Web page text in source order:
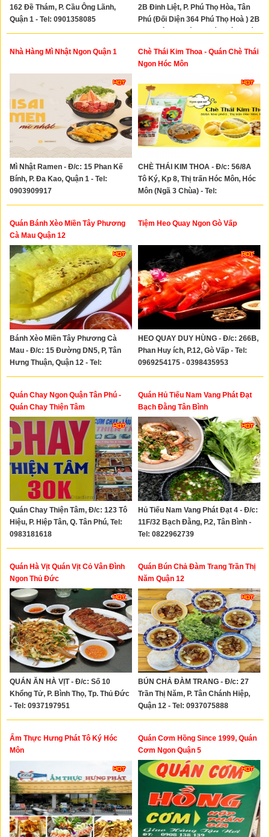
162 Đề Thám, P. Cầu Ông Lãnh,
Quận 1 - Tel: 0901358085
2B Đinh Liệt, P. Phú Thọ Hòa, Tân
Phú (Đối Diện 364 Phú Thọ Hoà ) 2B
Đinh Liệt, P. Phú Thọ Hòa, Tân Phú (
TP.HCM)- Tel: 0931415459
Nhà Hàng Mì Nhật Ngon Quận 1
Mì Nhật Ramen - Đ/c: 15 Phan Kế
Bính, P. Đa Kao, Quận 1 - Tel:
0903909917
Chè Thái Kim Thoa - Quán Chè Thái
Ngon Hóc Môn
CHÈ THÁI KIM THOA - Đ/c: 56/8A
Tô Ký, Kp 8, Thị trấn Hóc Môn, Hóc
Môn (Ngã 3 Chùa) - Tel:
0336789889
Quán Bánh Xèo Miền Tây Phương
Cà Mau Quận 12
Bánh Xèo Miền Tây Phương Cà
Mau - Đ/c: 15 Đường DN5, P, Tân
Hưng Thuận, Quận 12 - Tel:
0859300146
Tiệm Heo Quay Ngon Gò Vấp
HEO QUAY DUY HÙNG - Đ/c: 266B,
Phan Huy ích, P.12, Gò Vấp - Tel:
0969254175 - 0398435953
Quán Chay Ngon Quận Tân Phú -
Quán Chay Thiện Tâm
Quán Chay Thiện Tâm, Đ/c: 123 Tô
Hiệu, P. Hiệp Tân, Q. Tân Phú, Tel:
0983181618
Quán Hủ Tiếu Nam Vang Phát Đạt
Bạch Đằng Tân Bình
Hủ Tiếu Nam Vang Phát Đạt 4 - Đ/c:
11F/32 Bạch Đằng, P.2, Tân Bình -
Tel: 0822962739
Quán Hà Vịt Quán Vịt Cỏ Vân Đình
Ngon Thủ Đức
QUÁN ĂN HÀ VỊT - Đ/c: Số 10
Khổng Tử, P. Bình Thọ, Tp. Thủ Đức
- Tel: 0937197951
Quán Bún Chả Đàm Trang Trần Thị
Năm Quận 12
BÚN CHẢ ĐÀM TRANG - Đ/c: 27
Trần Thị Năm, P. Tân Chánh Hiệp,
Quận 12 - Tel: 0937075888
Ẩm Thực Hưng Phát Tô Ký Hóc
Môn
Quán Cơm Hồng Since 1999, Quán
Cơm Ngon Quận 5